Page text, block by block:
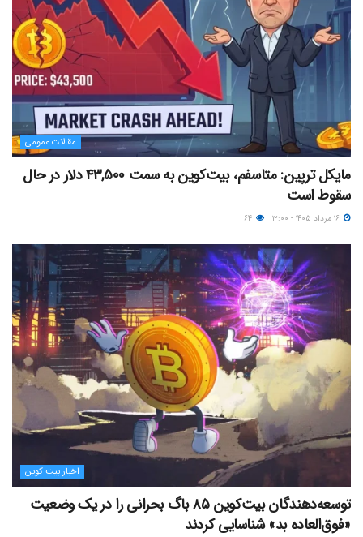
مقالات عمومی
مایکل ترپین: متاسفم، بیت‌کوین به سمت ۴۳,۵۰۰ دلار در حال
سقوط است
اخبار بیت کوین
توسعه‌دهندگان بیت‌کوین ۸۵ باگ بحرانی را در یک وضعیت
«فوق‌العاده بد» شناسایی کردند